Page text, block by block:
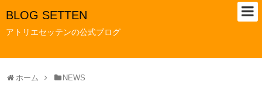
BLOG SETTEN
アトリエセッテンの公式ブログ
ホーム NEWS